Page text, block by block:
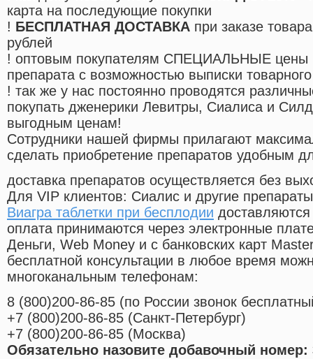
карта на последующие покупки
! БЕСПЛАТНАЯ ДОСТАВКА при заказе
рублей
! оптовым покупателям СПЕЦИАЛЬНЫЕ цены
препарата с возможностью выписки
! так же у нас постоянно проводятся
покупать дженерики Левитры, Сиалиса и
выгодным ценам!
Cотрудники нашей фирмы прилагают
сделать приобретение препаратов удобным
доставка препаратов осуществляется без
Для VIP клиентов: Сиалис и другие
Виагра таблетки при бесплодии доставляются
оплата принимаются через электронные
Деньги, Web Money и с банковских карт
бесплатной консультации в любое время
многоканальным телефонам:
8 (800)200-86-85 (по России звонок
+7 (800)200-86-85 (Санкт-Петербург)
+7 (800)200-86-85 (Москва)
Обязательно назовите добавочный номер: